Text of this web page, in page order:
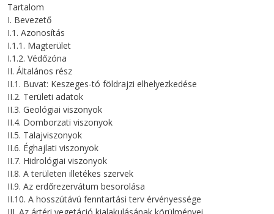
Tartalom
I. Bevezető
I.1. Azonosítás
I.1.1. Magterület
I.1.2. Védőzóna
II. Általános rész
II.1. Buvat: Keszeges-tó földrajzi elhelyezkedése
II.2. Területi adatok
II.3. Geológiai viszonyok
II.4. Domborzati viszonyok
II.5. Talajviszonyok
II.6. Éghajlati viszonyok
II.7. Hidrológiai viszonyok
II.8. A területen illetékes szervek
II.9. Az erdőrezervátum besorolása
II.10. A hosszútávú fenntartási terv érvényessége